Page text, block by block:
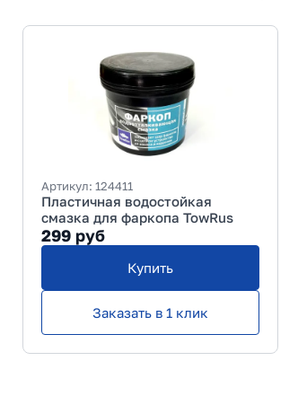
Артикул: 124411
Пластичная водостойкая
смазка для фаркопа TowRus
299 руб
Купить
Заказать в 1 клик